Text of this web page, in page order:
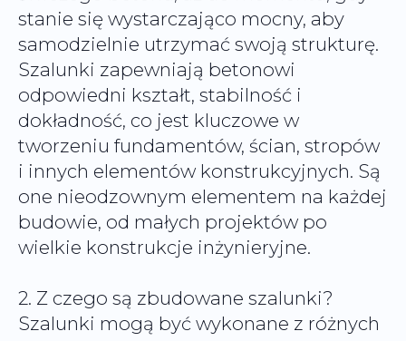
stanie się wystarczająco mocny, aby
samodzielnie utrzymać swoją strukturę.
Szalunki zapewniają betonowi
odpowiedni kształt, stabilność i
dokładność, co jest kluczowe w
tworzeniu fundamentów, ścian, stropów
i innych elementów konstrukcyjnych. Są
one nieodzownym elementem na każdej
budowie, od małych projektów po
wielkie konstrukcje inżynieryjne.
2. Z czego są zbudowane szalunki?
Szalunki mogą być wykonane z różnych